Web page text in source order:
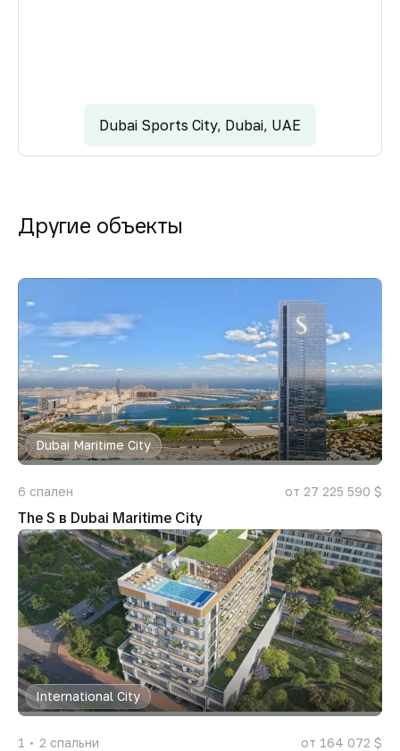
Dubai Sports City, Dubai, UAE
Другие объекты
Dubai Maritime City
6 спален от 27 225 590 $
The S в Dubai Maritime City
International City
1 2 спальни от 164 072 $